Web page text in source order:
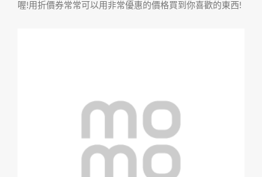
喔!用折價券常常可以用非常優惠的價格買到你喜歡的東西!